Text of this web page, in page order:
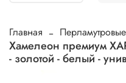
Главная
Хамелеон премиум
- золотой - белый -